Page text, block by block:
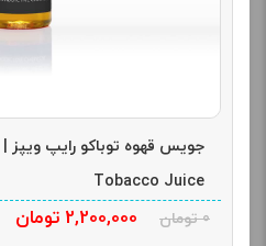
Tobacco Juice
0 تومان 2,200,000 تومان